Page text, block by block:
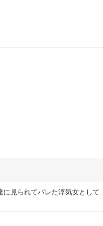
見られてバレた浮気女として…